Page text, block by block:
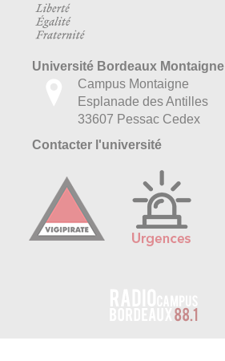
Université Bordeaux Montaigne
Campus Montaigne
Esplanade des Antilles
33607 Pessac Cedex
Contacter l'université